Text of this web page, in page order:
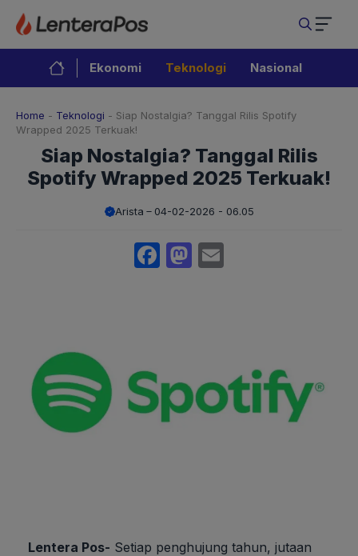
Langsung
isi
Ekonomi Teknologi Nasional
Home - Teknologi - Siap Nostalgia? Tanggal Rilis Spotify
Wrapped 2025 Terkuak!
Siap Nostalgia? Tanggal Rilis
Spotify Wrapped 2025 Terkuak!
Arista 04-02-2026 - 06.05
Facebook
Mastodon
Lentera Pos- Setiap penghujung tahun, jutaan